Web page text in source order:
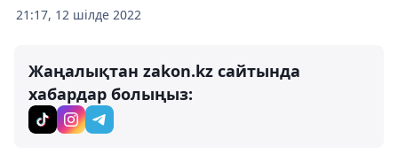
21:17, 12 шілде 2022
Жаңалықтан zakon.kz сайтында
хабардар болыңыз: